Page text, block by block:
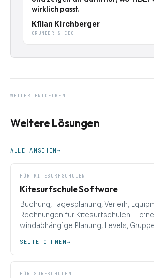
wirklich passt.
Kilian Kirchberger
GRÜNDER & CEO
WEITER ENTDECKEN
Weitere Lösungen
ALLE ANSEHEN→
FÜR KITESURFSCHULEN
Kitesurfschule Software
Buchung, Tagesplanung, Verleih,
Rechnungen für Kitesurfschulen —
windabhängige Planung, Levels,
SEITE ÖFFNEN→
FÜR SURFSCHULEN